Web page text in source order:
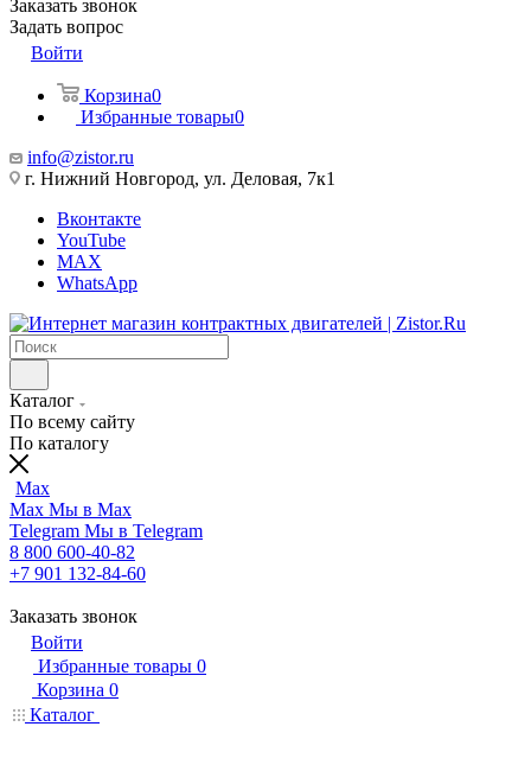
Заказать звонок
Задать вопрос
Войти
Корзина0
Избранные товары0
info@zistor.ru
г. Нижний Новгород, ул. Деловая, 7к1
Вконтакте
YouTube
MAX
WhatsApp
Каталог
По всему сайту
По каталогу
Max
Max Мы в Max
Telegram Мы в Telegram
8 800 600-40-82
+7 901 132-84-60
Заказать звонок
Войти
Избранные товары 0
Корзина 0
Каталог